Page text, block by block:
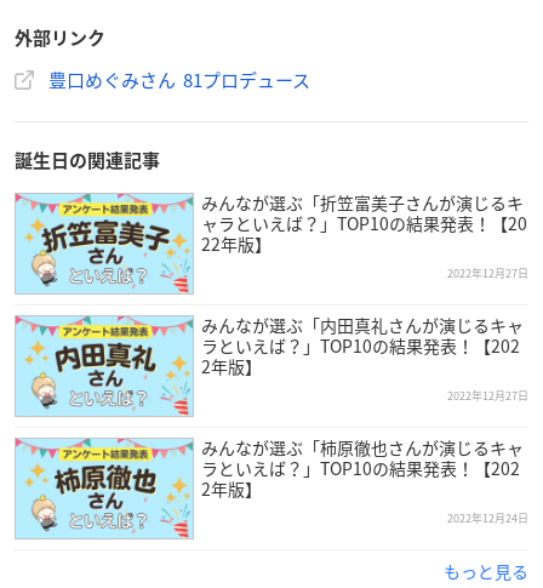
豊口さんは東京都出身で現在81プロデュースに所属しており、
今年で45歳を迎えます。
小学生の頃「ドラゴンボール」でヤムチャ役を演じていた古谷
外部リンク
豊口めぐみさん 81プロデュース
誕生日の関連記事
みんなが選ぶ「折笠富美子さんが演じるキ
ャラといえば？」TOP10の結果発表！【20
22年版】
2022年12月27日
みんなが選ぶ「内田真礼さんが演じるキャ
ラといえば？」TOP10の結果発表！【202
2年版】
2022年12月27日
みんなが選ぶ「柿原徹也さんが演じるキャ
ラといえば？」TOP10の結果発表！【202
2年版】
2022年12月24日
もっと見る